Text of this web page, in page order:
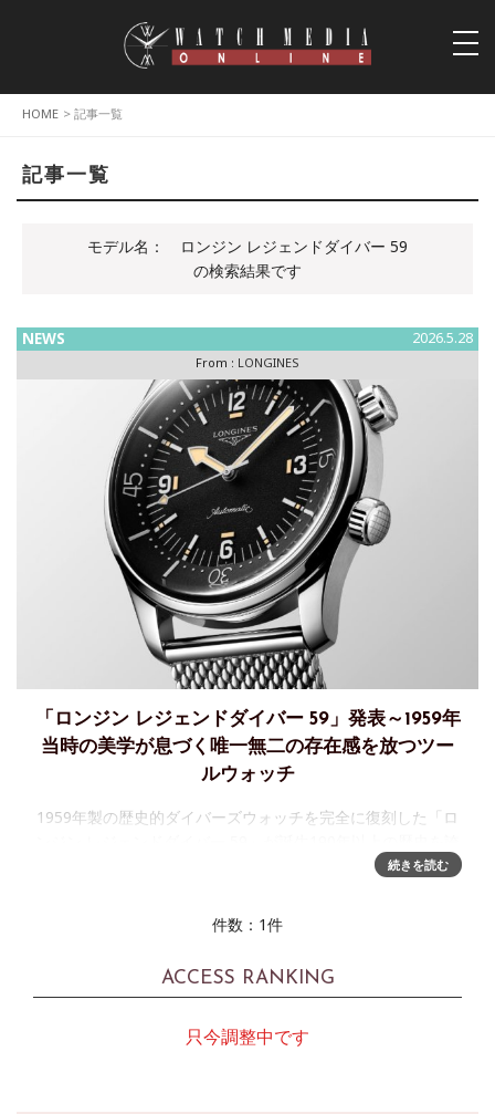
HOME > 記事一覧
記事一覧
モデル名：
ロンジン レジェンドダイバー 59
の検索結果です
NEWS 2026.5.28
From : LONGINES
「ロンジン レジェンドダイバー 59」発表～1959年
当時の美学が息づく唯一無二の存在感を放つツー
ルウォッチ
1959年製の歴史的ダイバーズウォッチを完全に復刻した「ロ
るスイスの時計ブランド「ロンジン」は、ウォッチメイキン
続きを読む
件数：1件
ACCESS RANKING
只今調整中です